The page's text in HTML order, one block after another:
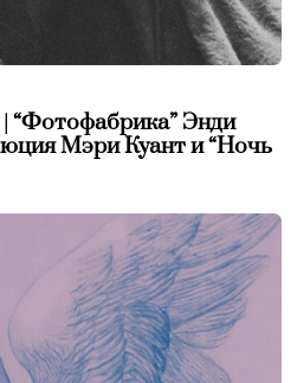
“Фотофабрика” Энди
Мэри Куант и “Ночь